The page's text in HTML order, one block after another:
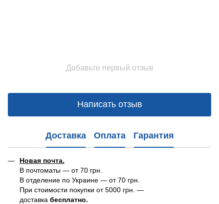
Добавьте первый отзыв
Написать отзыв
Доставка Оплата Гарантия
Новая почта.
В почтоматы — от 70 грн.
В отделение по Украине — от 70 грн.
При стоимости покупки от 5000 грн. —
доставка бесплатно.